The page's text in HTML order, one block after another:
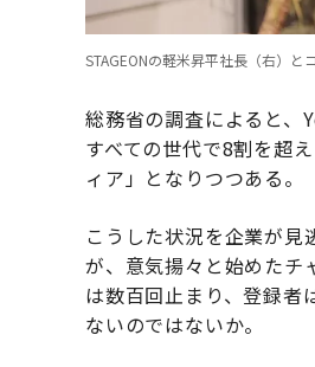
STAGEONの軽米昇平社長（右）
総務省の調査によると
すべての世代で8割を超
ィア」となりつつある。
こうした状況を企業が
が、意気揚々と始めたチ
は数百回止まり、登録者
ないのではないか。